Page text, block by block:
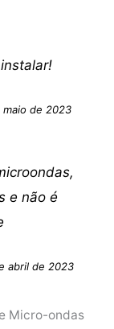
maio de 2023
e não é
abril de 2023
Micro-ondas